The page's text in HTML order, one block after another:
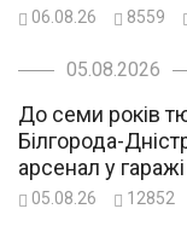
06.08.26 8559
05.08.2026
До семи років
Білгорода-
арсенал у гаражі
05.08.26 12852